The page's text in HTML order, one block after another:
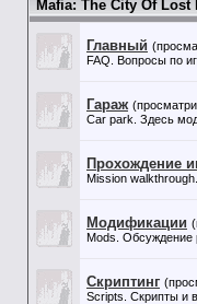
Mafia: The City Of Lost
Главный
FAQ. Вопросы по
Гараж
Car park. Здесь
Прохождение
Mission
Модификации
Mods. Обсуждение
Скриптинг
Scripts. Скрипты и